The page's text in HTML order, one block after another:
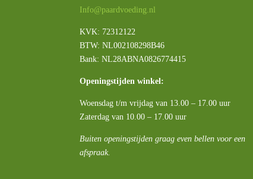
Info@paardvoeding.nl
KVK: 72312122
BTW:NL002108298B46
Bank: NL28ABNA0826774415
Openingstijden winkel:
Woensdag t/m vrijdag van 13.00 – 17.00 uur
Zaterdag van 10.00 – 17.00 uur
Buiten openingstijden graag even bellen voor een
afspraak.